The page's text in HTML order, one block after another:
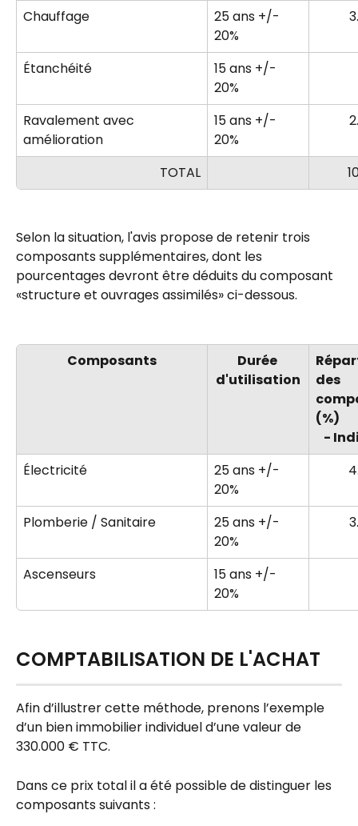
Chauffage
25 ans +/-
20%
Étanchéité
15 ans +/-
20%
Ravalement avec
amélioration
15 ans +/-
20%
TOTAL
Selon la situation, l'avis propose de retenir trois
composants supplémentaires, dont les
pourcentages devront être déduits du composant
«structure et ouvrages assimilés» ci-dessous.
Composants
Durée
d'utilisation
des
(%)
-
Électricité
25 ans +/-
20%
Plomberie / Sanitaire
25 ans +/-
20%
Ascenseurs
15 ans +/-
20%
COMPTABILISATION DE L'ACHAT
Afin d’illustrer cette méthode, prenons l’exemple
d’un bien immobilier individuel d’une valeur de
330.000 € TTC.
Dans ce prix total il a été possible de distinguer les
composants suivants :